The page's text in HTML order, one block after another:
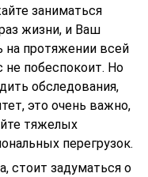
заниматься
жизни, и Ваш
на протяжении всей
не побеспокоит. Но
обследования,
это очень важно,
тяжелых
перегрузок.
стоит задуматься о